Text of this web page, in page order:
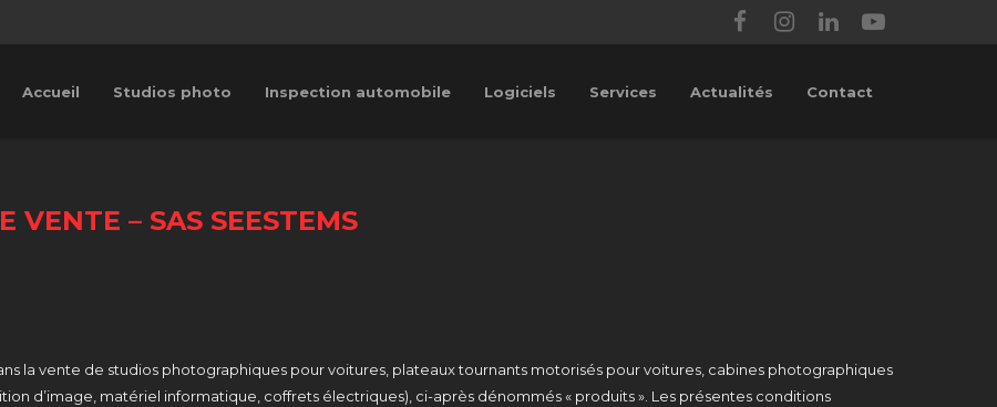
Accueil Studios photo Inspection automobile Logiciels Services Actualités Contact
VENTE – SAS SEESTEMS
la vente de studios photographiques pour voitures, plateaux tournants motorisés pour voitures, cabines photographiques
d’image, matériel informatique, coffrets électriques), ci-après dénommés « produits ». Les présentes conditions